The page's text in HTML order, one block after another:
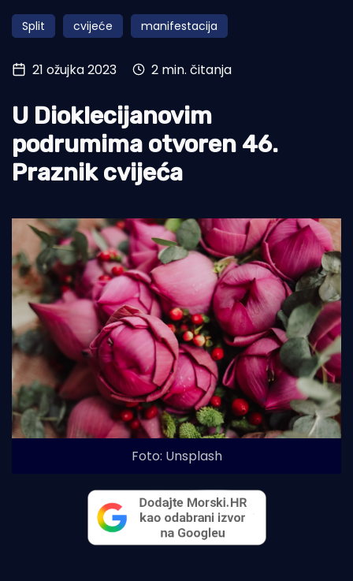
Obala
Otoci
Turizam i nautika
Pomorstvo
Ribolov
Ekologija
Split cvijeće manifestacija
21 ožujka 2023 2 min. čitanja
U Dioklecijanovim
podrumima otvoren 46.
Praznik cvijeća
Foto: Unsplash